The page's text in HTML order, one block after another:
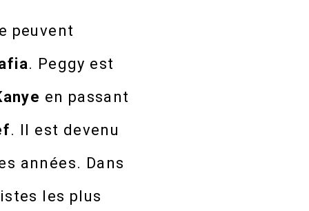
peuvent
. Peggy est
en passant
. Il est devenu
années. Dans
les plus